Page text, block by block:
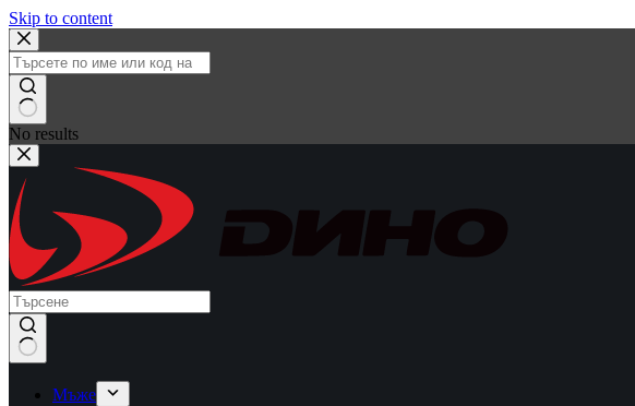
Skip to content
No results
Мъже